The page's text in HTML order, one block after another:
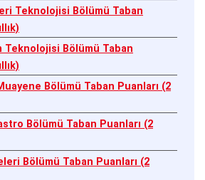
Teknolojisi Bölümü Taban
Teknolojisi Bölümü Taban
Bölümü Taban Puanları (2
Bölümü Taban Puanları (2
Bölümü Taban Puanları (2